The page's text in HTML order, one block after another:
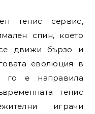
спин, което
движи бързо и
еволюция в
го е направила
тенис
играчи